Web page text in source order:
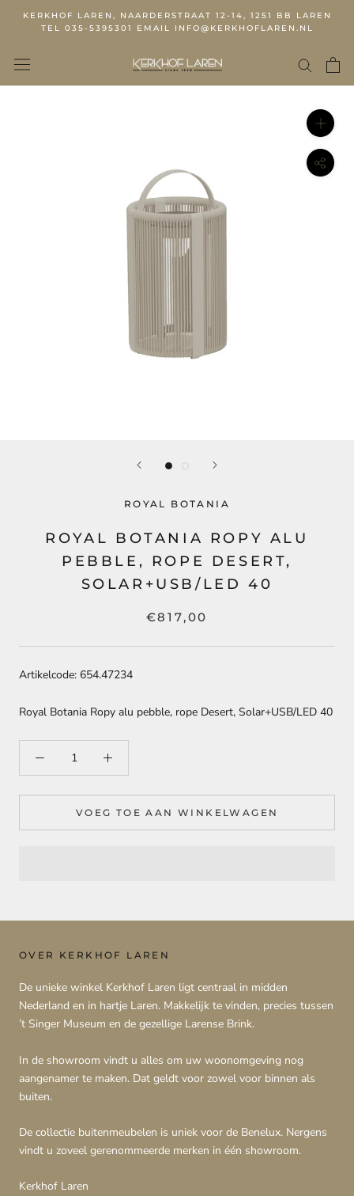
KERKHOF LAREN, NAARDERSTRAAT 12-14, 1251 BB LAREN
TEL 035-5395301 EMAIL INFO@KERKHOFLAREN.NL
ROYAL BOTANIA
ROYAL BOTANIA ROPY ALU
PEBBLE, ROPE DESERT,
SOLAR+USB/LED 40
€817,00
Artikelcode: 654.47234
Royal Botania Ropy alu pebble, rope Desert, Solar+USB/LED 40
VOEG TOE AAN WINKELWAGEN
OVER KERKHOF LAREN
De unieke winkel Kerkhof Laren ligt centraal in midden
Nederland en in hartje Laren. Makkelijk te vinden, precies tussen
’t Singer Museum en de gezellige Larense Brink.
In de showroom vindt u alles om uw woonomgeving nog
aangenamer te maken. Dat geldt voor zowel voor binnen als
buiten.
De collectie buitenmeubelen is uniek voor de Benelux. Nergens
vindt u zoveel gerenommeerde merken in één showroom.
Kerkhof Laren